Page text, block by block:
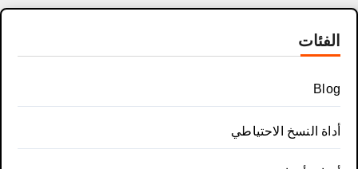
الفئات
Blog
أداة النسخ الاحتياطي